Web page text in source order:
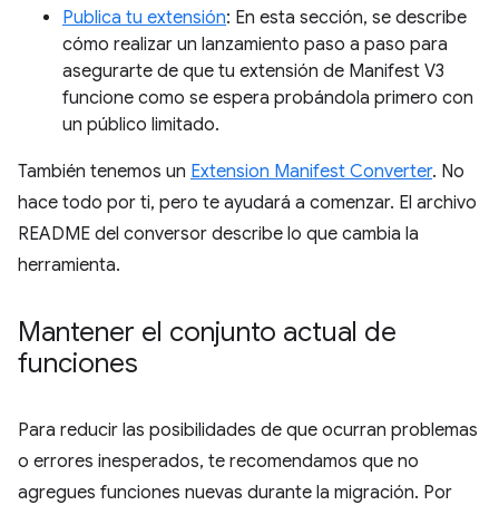
Publica tu extensión: En esta sección, se describe
cómo realizar un lanzamiento paso a paso para
asegurarte de que tu extensión de Manifest V3
funcione como se espera probándola primero con
un público limitado.
También tenemos un Extension Manifest Converter. No
hace todo por ti, pero te ayudará a comenzar. El archivo
README del conversor describe lo que cambia la
herramienta.
Mantener el conjunto actual de
funciones
Para reducir las posibilidades de que ocurran problemas
o errores inesperados, te recomendamos que no
agregues funciones nuevas durante la migración. Por